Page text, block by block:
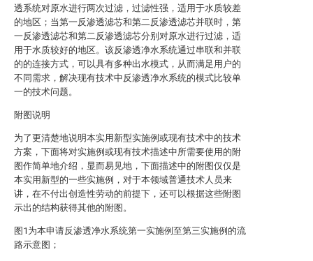
透系统对原水进行两次过滤，过滤性强，适用于水质较差
的地区；当第一反渗透滤芯和第二反渗透滤芯并联时，第
一反渗透滤芯和第二反渗透滤芯分别对原水进行过滤，适
用于水质较好的地区。该反渗透净水系统通过串联和并联
的的连接方式，可以具有多种出水模式，从而满足用户的
不同需求，解决现有技术中反渗透净水系统的模式比较单
一的技术问题。
附图说明
为了更清楚地说明本实用新型实施例或现有技术中的技术
方案，下面将对实施例或现有技术描述中所需要使用的附
图作简单地介绍，显而易见地，下面描述中的附图仅仅是
本实用新型的一些实施例，对于本领域普通技术人员来
讲，在不付出创造性劳动的前提下，还可以根据这些附图
示出的结构获得其他的附图。
图1为本申请反渗透净水系统第一实施例至第三实施例的流
路示意图；